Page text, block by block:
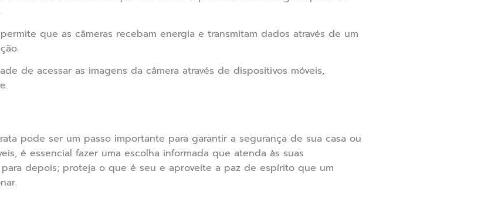
que as câmeras recebam energia e transmitam dados através de um
de acessar as imagens da câmera através de dispositivos móveis,
pode ser um passo importante para garantir a segurança de sua casa ou
é essencial fazer uma escolha informada que atenda às suas
depois; proteja o que é seu e aproveite a paz de espírito que um